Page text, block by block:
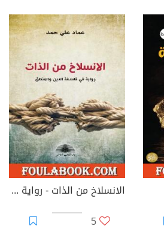
الانسلاخ من الذات - رواية في فلسفة الدين والمنطق
5